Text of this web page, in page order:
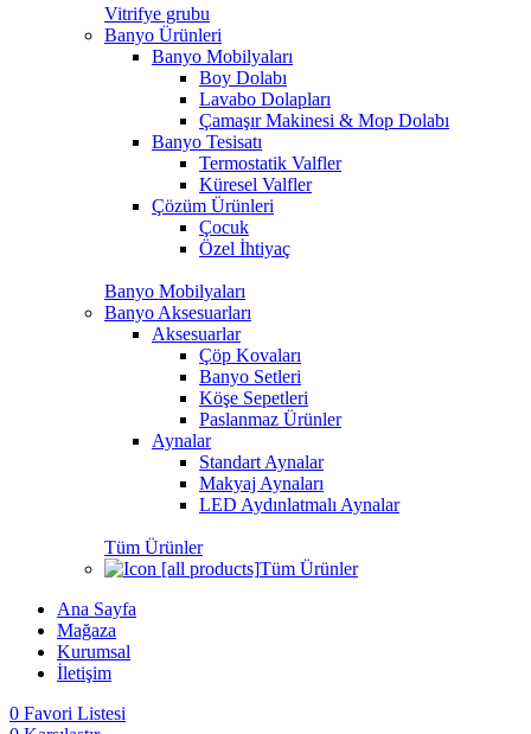
Vitrifye grubu
Banyo Ürünleri
Banyo Mobilyaları
Boy Dolabı
Lavabo Dolapları
Çamaşır Makinesi & Mop Dolabı
Banyo Tesisatı
Termostatik Valfler
Küresel Valfler
Çözüm Ürünleri
Çocuk
Özel İhtiyaç
Banyo Mobilyaları
Banyo Aksesuarları
Aksesuarlar
Çöp Kovaları
Banyo Setleri
Köşe Sepetleri
Paslanmaz Ürünler
Aynalar
Standart Aynalar
Makyaj Aynaları
LED Aydınlatmalı Aynalar
Tüm Ürünler
Tüm Ürünler
Ana Sayfa
Mağaza
Kurumsal
İletişim
0 Favori Listesi